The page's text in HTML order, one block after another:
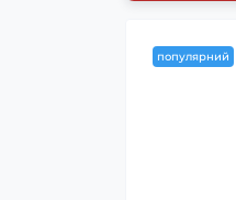
популярний